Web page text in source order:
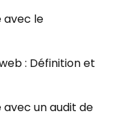
avec le
: Définition et
un audit de